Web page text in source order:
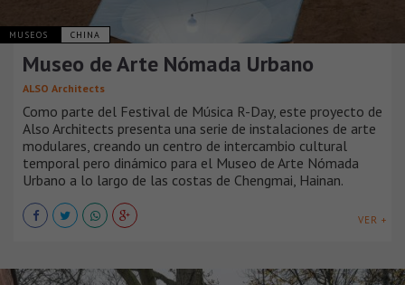
MUSEOS CHINA
Museo de Arte Nómada Urbano
ALSO Architects
Como parte del Festival de Música R-Day, este proyecto de
Also Architects presenta una serie de instalaciones de arte
modulares, creando un centro de intercambio cultural
temporal pero dinámico para el Museo de Arte Nómada
Urbano a lo largo de las costas de Chengmai, Hainan.
VER +